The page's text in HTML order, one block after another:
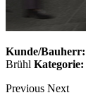
Kunde/Bauherr:
Brühl Kategorie:
Previous Next